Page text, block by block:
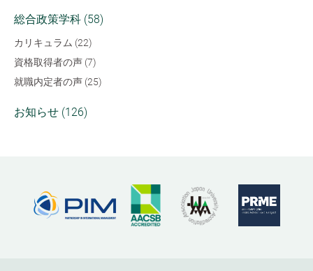
総合政策学科 (58)
カリキュラム (22)
資格取得者の声 (7)
就職内定者の声 (25)
お知らせ (126)